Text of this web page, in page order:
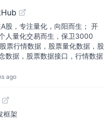
股，专注量化，向阳而生； 开
人量化交易而生，保卫3000
票行情数据，股票量化数据，股
数据，股票数据接口，行情数据
ago
框架